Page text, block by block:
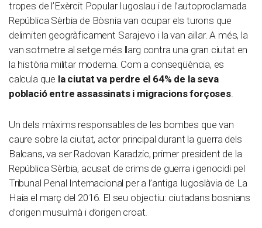
tropes de l’Exèrcit Popular Iugoslau i de l’autoproclamada
República Sèrbia de Bòsnia van ocupar els turons que
delimiten geogràficament Sarajevo i la van aïllar. A més, la
van sotmetre al setge més llarg contra una gran ciutat en
la història militar moderna. Com a conseqüència, es
calcula que la ciutat va perdre el 64% de la seva
població entre assassinats i migracions forçoses.
Un dels màxims responsables de les bombes que van
caure sobre la ciutat, actor principal durant la guerra dels
Balcans, va ser Radovan Karadzic, primer president de la
República Sèrbia, acusat de crims de guerra i genocidi pel
Tribunal Penal Internacional per a l’antiga Iugoslàvia de La
Haia el març del 2016. El seu objectiu: ciutadans bosnians
d’origen musulmà i d’origen croat.